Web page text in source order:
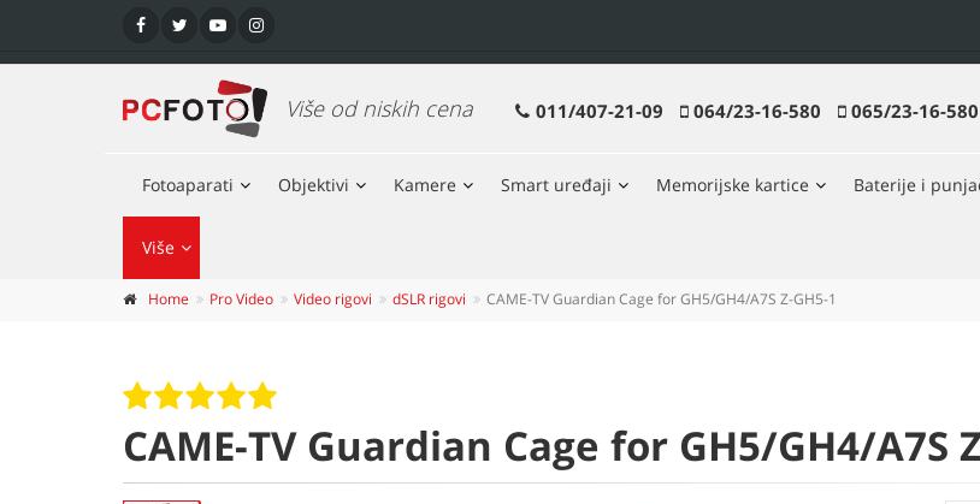
Više od niskih cena 011/407-21-09 064/23-16-580 065/23-16-580
Fotoaparati Objektivi Kamere Smart uređaji Memorijske kartice Baterije i
Više
Home Pro Video Video rigovi dSLR rigovi CAME-TV Guardian Cage for GH5/GH4/A7S Z-GH5-1
CAME-TV Guardian Cage for GH5/GH4/A7S